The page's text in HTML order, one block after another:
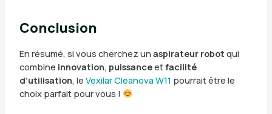
Conclusion
En résumé, si vous cherchez un aspirateur robot qui
combine innovation, puissanceetfacilité
d’utilisation, le Vexilar Cleanova W11 pourrait être le
choix parfait pour vous !